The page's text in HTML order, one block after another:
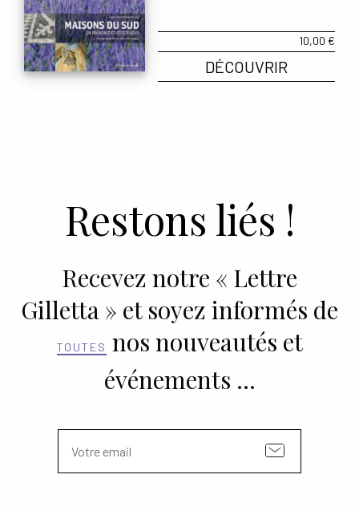
10,00 €
DÉCOUVRIR
Restons liés !
Recevez notre « Lettre
Gilletta » et soyez informés de
TOUTES nos nouveautés et
événements …